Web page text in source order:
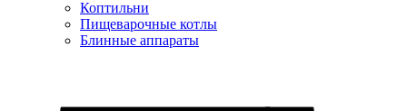
Коптильни
Пищеварочные котлы
Блинные аппараты